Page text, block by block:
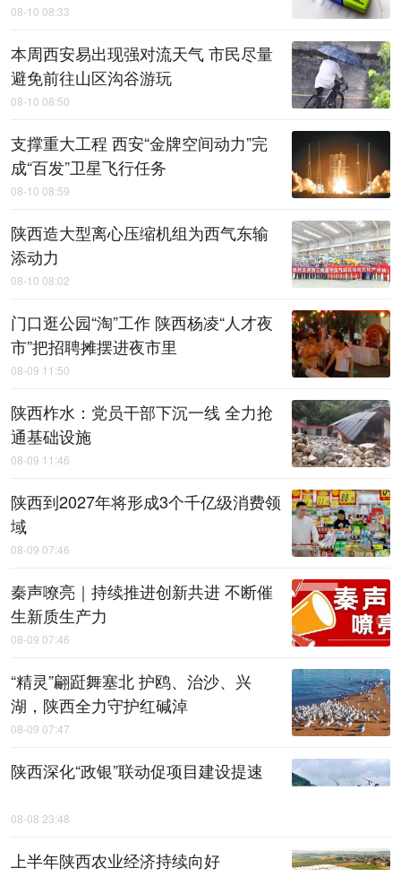
08-10 08:33
本周西安易出现强对流天气 市民尽量
避免前往山区沟谷游玩
08-10 08:50
支撑重大工程 西安“金牌空间动力”完
成“百发”卫星飞行任务
08-10 08:59
陕西造大型离心压缩机组为西气东输
添动力
08-10 08:02
门口逛公园“淘”工作 陕西杨凌“人才夜
市”把招聘摊摆进夜市里
08-09 11:50
陕西柞水：党员干部下沉一线 全力抢
通基础设施
08-09 11:46
陕西到2027年将形成3个千亿级消费领
域
08-09 07:46
秦声嘹亮｜持续推进创新共进 不断催
生新质生产力
08-09 07:46
“精灵”翩跹舞塞北 护鸥、治沙、兴
湖，陕西全力守护红碱淖
08-09 07:47
陕西深化“政银”联动促项目建设提速
08-08 23:48
上半年陕西农业经济持续向好